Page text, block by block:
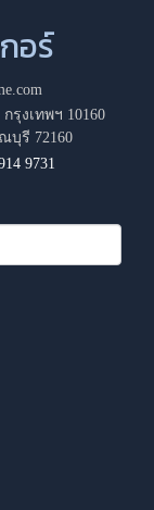
อร์
รุงเทพฯ 10160
บุรี 72160
9731